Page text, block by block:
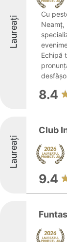
Laureați
Cu
Neamț,
Echipă
8.4
Laureați
Club
9.4